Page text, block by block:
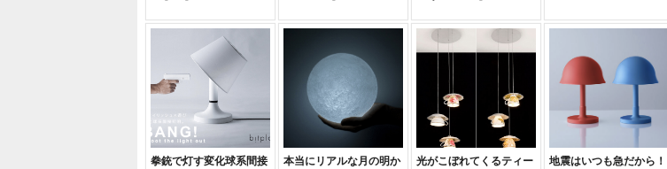
拳銃で灯す変化球系間接
本当にリアルな月の明か
光がこぼれてくるティー
地震はいつも急だから！